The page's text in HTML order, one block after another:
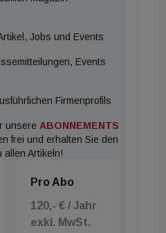
Marktphase gut
die Bank im
jedoch auch Spuren im
Privatbank, die
Jobs und Events
Events
Firmenprofils
unsere ABONNEMENTS
frei und erhalten Sie den
allen Artikeln!
Pro Abo
120,- € / Jahr
exkl. MwSt.